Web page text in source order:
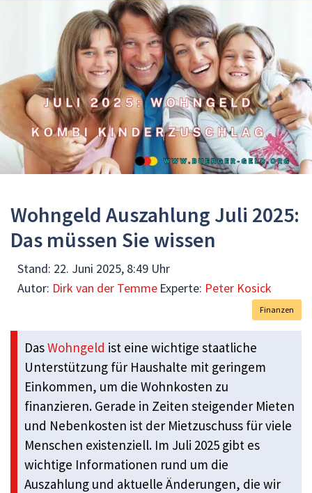
Wohngeld Auszahlung Juli 2025:
Das müssen Sie wissen
Stand: 22. Juni 2025, 8:49 Uhr
Autor: Dirk van der Temme Experte: Peter Kosick
Finanzen
DasWohngeld ist eine wichtige staatliche
Unterstützung für Haushalte mit geringem
Einkommen, um die Wohnkosten zu
finanzieren. Gerade in Zeiten steigender Mieten
und Nebenkosten ist der Mietzuschuss für viele
Menschen existenziell. Im Juli 2025 gibt es
wichtige Informationen rund um die
Auszahlung und aktuelle Änderungen, die wir